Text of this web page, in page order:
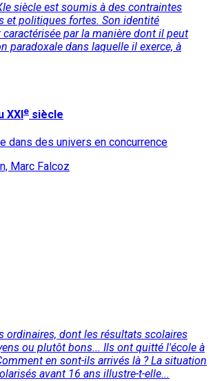
siècle est soumis à des contraintes
et politiques fortes. Son identité
par la manière dont il peut
paradoxale dans laquelle il exerce, à
XXIe siècle
dans des univers en concurrence
Marc Falcoz
ordinaires, dont les résultats scolaires
ou plutôt bons... Ils ont quitté l'école à
en sont-ils arrivés là ? La situation
avant 16 ans illustre-t-elle...